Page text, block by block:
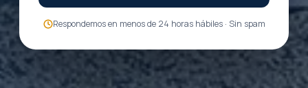
Respondemos en menos de 24 horas hábiles · Sin spam